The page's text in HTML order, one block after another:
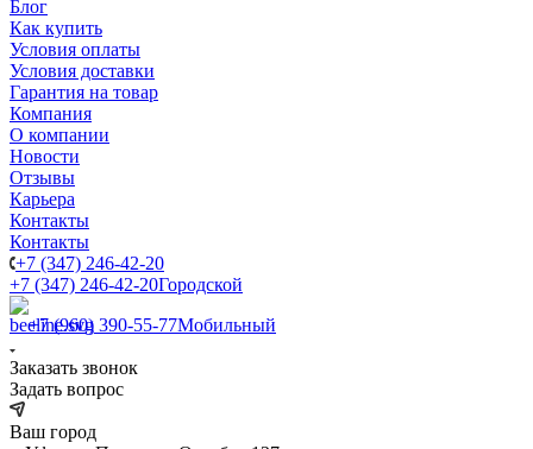
Блог
Как купить
Условия оплаты
Условия доставки
Гарантия на товар
Компания
О компании
Новости
Отзывы
Карьера
Контакты
Контакты
+7 (347) 246-42-20
+7 (347) 246-42-20Городской
+7 (960) 390-55-77Мобильный
Заказать звонок
Задать вопрос
Ваш город